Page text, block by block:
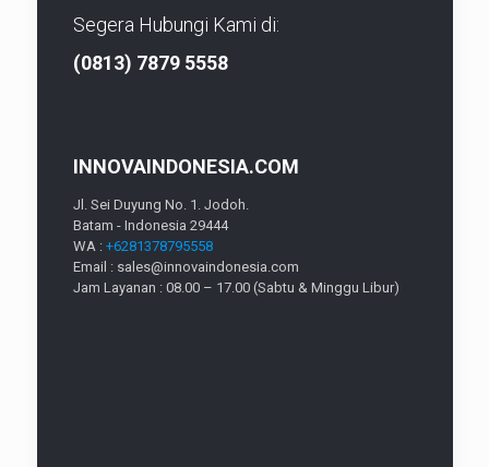
Segera Hubungi Kami di:
(0813) 7879 5558
INNOVAINDONESIA.COM
Jl. Sei Duyung No. 1. Jodoh.
Batam - Indonesia 29444
WA : +6281378795558
Email : sales@innovaindonesia.com
Jam Layanan : 08.00 – 17.00 (Sabtu & Minggu Libur)